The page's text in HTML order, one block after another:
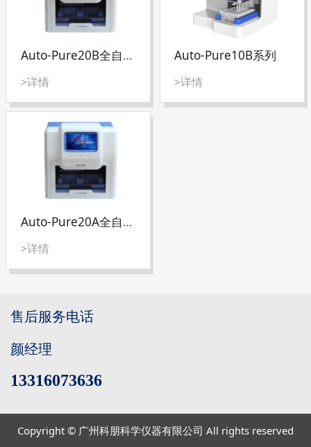
Auto-Pure20B全自动核酸提取仪
>详情
Auto-Pure10B系列
>详情
Auto-Pure20A全自动核酸提取仪
>详情
售后服务电话
颜经理
13316073636
Copyright © 广州科朋科学仪器有限公司 All rights reserved